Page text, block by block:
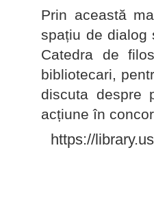
Prin această
spațiu de dialog
Catedra de
bibliotecari,
discuta despre
acțiune în
https://